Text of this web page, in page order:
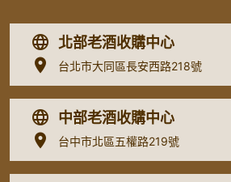
北部老酒收購中心
台北市大同區長安西路218號
中部老酒收購中心
台中市北區五權路219號